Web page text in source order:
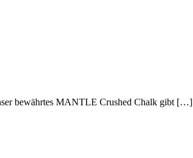
bewährtes MANTLE Crushed Chalk gibt […]